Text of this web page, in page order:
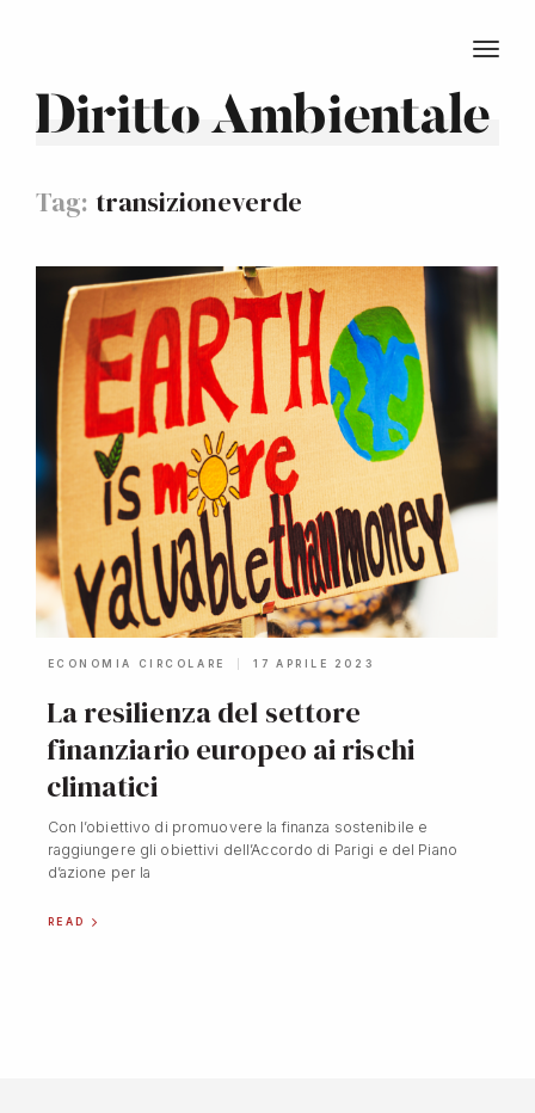
Diritto Ambientale
Tag: transizioneverde
ECONOMIA CIRCOLARE 17 APRILE 2023
La resilienza del settore
finanziario europeo ai rischi
climatici
Con l’obiettivo di promuovere la finanza sostenibile e
raggiungere gli obiettivi dell’Accordo di Parigi e del Piano
d’azione per la
READ